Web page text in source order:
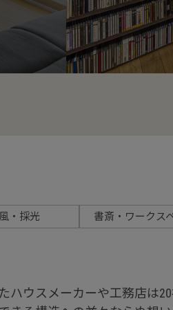
・採光 書斎・ワークス
ハウスメーカーや工務店は